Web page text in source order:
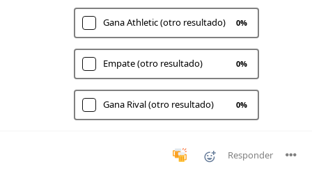
Gana Athletic (otro resultado) 0%
Empate (otro resultado) 0%
Gana Rival (otro resultado) 0%
Responder